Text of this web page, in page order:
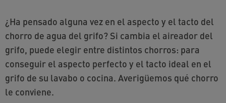
¿Ha pensado alguna vez en el aspecto y el tacto del
chorro de agua del grifo? Si cambia el aireador del
grifo, puede elegir entre distintos chorros: para
conseguir el aspecto perfecto y el tacto ideal en el
grifo de su lavabo o cocina. Averigüemos qué chorro
le conviene.